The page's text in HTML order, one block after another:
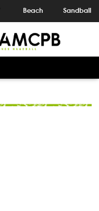
Beach Sandball